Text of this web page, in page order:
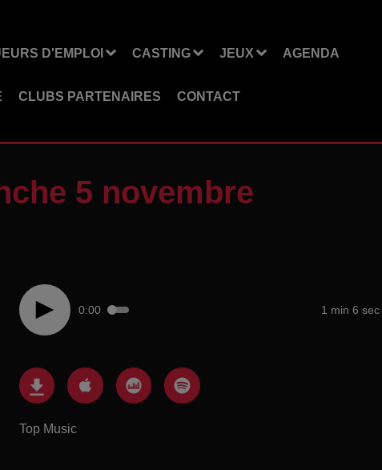
D'EMPLOI CASTING JEUX AGENDA
CLUBS PARTENAIRES CONTACT
5 novembre
0:00 1 min 6 sec
Top Music